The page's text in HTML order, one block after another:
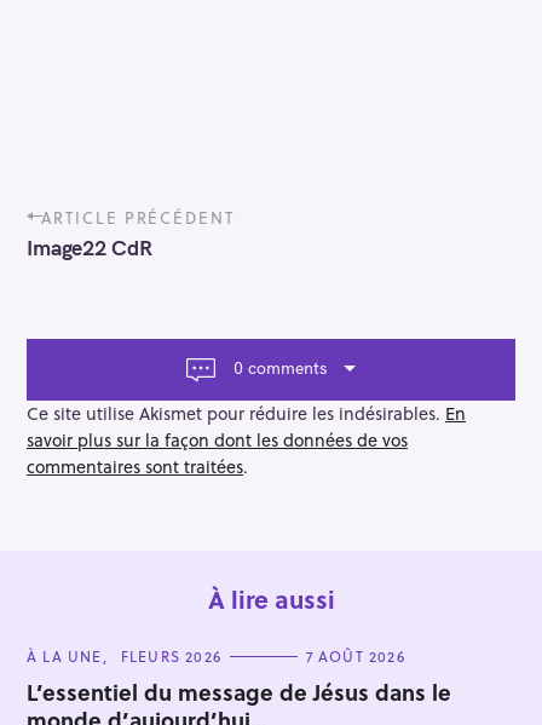
P
o
s
a
g
a
t
i
ARTICLE PRÉCÉDENT
Image22 CdR
0 comments
Ce site utilise Akismet pour réduire les indésirables. En
savoir plus sur la façon dont les données de vos
commentaires sont traitées.
À lire aussi
C
T
E
G
À LA UNE FLEURS 2026 7 AOÛT 2026
L’essentiel du message de Jésus dans le